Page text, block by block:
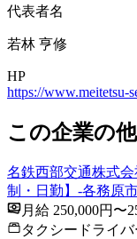
代表者名
若林 亨修
HP
https://www.meitetsu-
この企業の
名鉄西部交通株式
制・日勤】-各務原
月給 250,000円〜
タクシードライバ